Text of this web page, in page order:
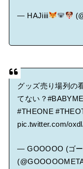
— HAJiiii
グッズ売り場列の
てない？
#THEONE
pic.twitter.com/
— GOOOOO (ゴ